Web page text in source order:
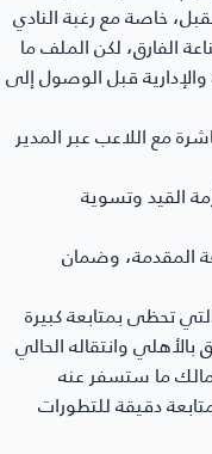
خاصة مع رغبة النادي
الفارق، لكن الملف ما
قبل الوصول إلى
مع اللاعب عبر المدير
القيد وتسوية
المقدمة، وضمان
تحظى بمتابعة كبيرة
وانتقاله الحالي
ما ستسفر عنه
دقيقة للتطورات